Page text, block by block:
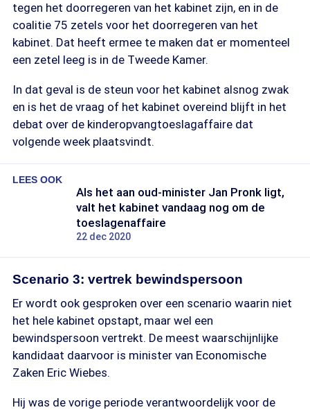
tegen het doorregeren van het kabinet zijn, en in de
coalitie 75 zetels voor het doorregeren van het
kabinet. Dat heeft ermee te maken dat er momenteel
een zetel leeg is in de Tweede Kamer.
In dat geval is de steun voor het kabinet alsnog zwak
en is het de vraag of het kabinet overeind blijft in het
debat over de kinderopvangtoeslagaffaire dat
volgende week plaatsvindt.
LEES OOK
Als het aan oud-minister Jan Pronk ligt,
valt het kabinet vandaag nog om de
toeslagenaffaire
22 dec 2020
Scenario 3: vertrek bewindspersoon
Er wordt ook gesproken over een scenario waarin niet
het hele kabinet opstapt, maar wel een
bewindspersoon vertrekt. De meest waarschijnlijke
kandidaat daarvoor is minister van Economische
Zaken Eric Wiebes.
Hij was de vorige periode verantwoordelijk voor de